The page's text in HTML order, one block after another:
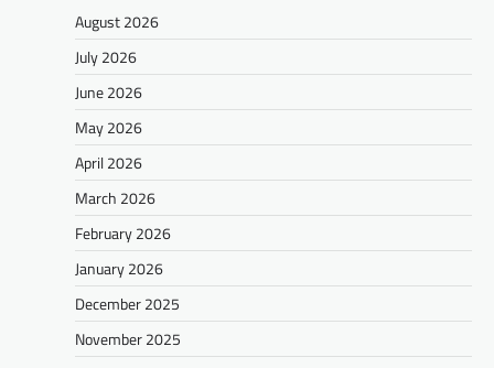
August 2026
July 2026
June 2026
May 2026
April 2026
March 2026
February 2026
January 2026
December 2025
November 2025